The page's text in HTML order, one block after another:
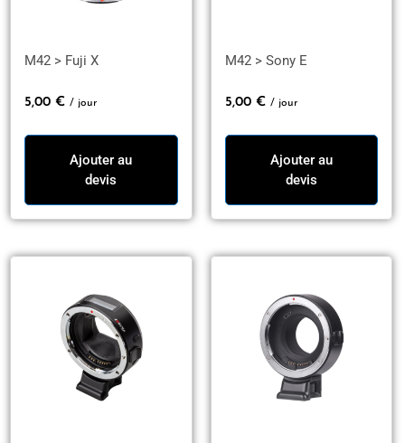
M42 > Fuji X
5,00 € / jour
Ajouter au
devis
M42 > Sony E
5,00 € / jour
Ajouter au
devis